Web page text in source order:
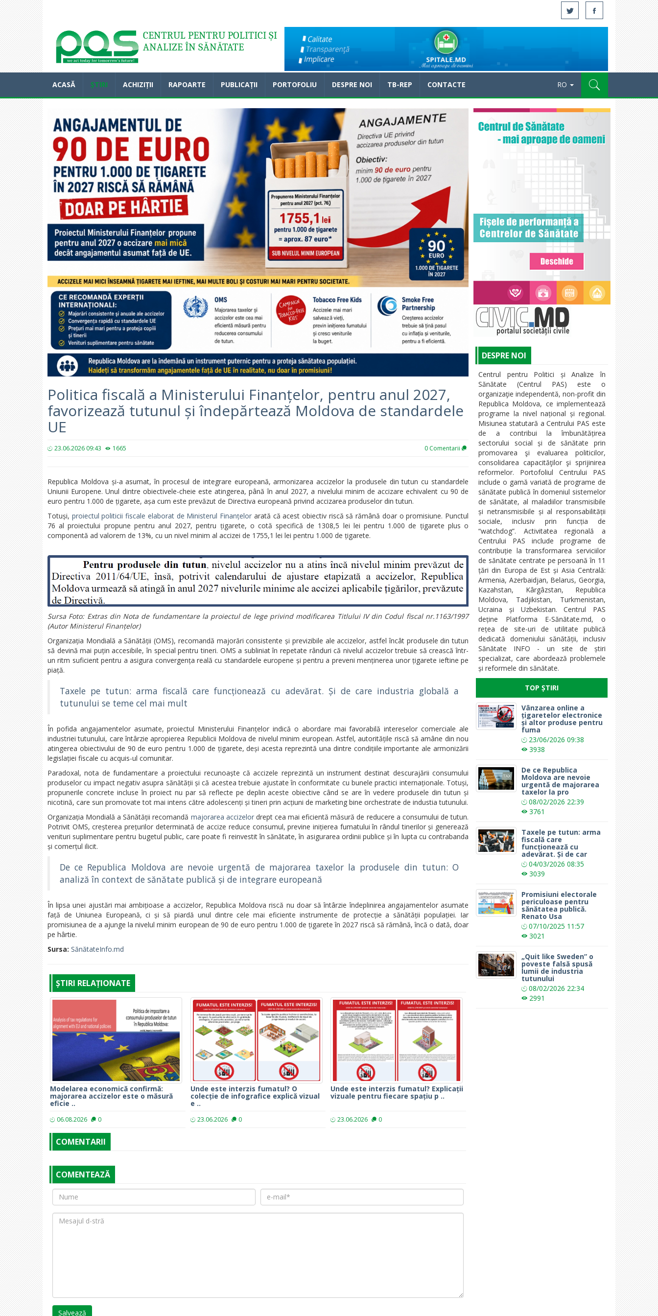
Acasă
CENTRUL PENTRU POLITICI ȘI
ANALIZE ÎN SĂNĂTATE
ACASĂ ȘTIRI ACHIZIȚII RAPOARTE PUBLICAȚII PORTOFOLIU DESPRE NOI TB-REP CONTACTE RO
Politica fiscală a Ministerului Finanțelor, pentru anul 2027,
favorizează tutunul și îndepărtează Moldova de standardele
UE
23.06.2026 09:43 1665 0 Comentarii
Republica Moldova și-a asumat, în procesul de integrare europeană, armonizarea accizelor la produsele din tutun cu standardele
Uniunii Europene. Unul dintre obiectivele-cheie este atingerea, până în anul 2027, a nivelului minim de accizare echivalent cu 90 de
euro pentru 1.000 de țigarete, așa cum este prevăzut de Directiva europeană privind accizarea produselor din tutun.
Totuși, proiectul politicii fiscale elaborat de Ministerul Finanțelor arată că acest obiectiv riscă să rămână doar o promisiune. Punctul
76 al proiectului propune pentru anul 2027, pentru țigarete, o cotă specifică de 1308,5 lei lei pentru 1.000 de țigarete plus o
componentă ad valorem de 13%, cu un nivel minim al accizei de 1755,1 lei lei pentru 1.000 de țigarete.
Sursa Foto: Extras din Nota de fundamentare la proiectul de lege privind modificarea Titlului IV din Codul fiscal nr.1163/1997
(Autor Ministerul Finanțelor)
Organizația Mondială a Sănătății (OMS), recomandă majorări consistente și previzibile ale accizelor, astfel încât produsele din tutun
să devină mai puțin accesibile, în special pentru tineri. OMS a subliniat în repetate rânduri că nivelul accizelor trebuie să crească într-
un ritm suficient pentru a asigura convergența reală cu standardele europene și pentru a preveni menținerea unor țigarete ieftine pe
piață.
Taxele pe tutun: arma fiscală care funcționează cu adevărat. Și de care industria globală a
tutunului se teme cel mai mult
În pofida angajamentelor asumate, proiectul Ministerului Finanțelor indică o abordare mai favorabilă intereselor comerciale ale
industriei tutunului, care întârzie apropierea Republicii Moldova de nivelul minim european. Astfel, autoritățile riscă să amâne din nou
atingerea obiectivului de 90 de euro pentru 1.000 de țigarete, deși acesta reprezintă una dintre condițiile importante ale armonizării
legislației fiscale cu acquis-ul comunitar.
Paradoxal, nota de fundamentare a proiectului recunoaște că accizele reprezintă un instrument destinat descurajării consumului
produselor cu impact negativ asupra sănătății și că acestea trebuie ajustate în conformitate cu bunele practici internaționale. Totuși,
propunerile concrete incluse în proiect nu par să reflecte pe deplin aceste obiective când se are în vedere produsele din tutun și
nicotină, care sun promovate tot mai intens către adolescenți și tineri prin acțiuni de marketing bine orchestrate de industia tutunului.
Organizația Mondială a Sănătății recomandă majorarea accizelordrept cea mai eficientă măsură de reducere a consumului de tutun.
Potrivit OMS, creșterea prețurilor determinată de accize reduce consumul, previne inițierea fumatului în rândul tinerilor și generează
venituri suplimentare pentru bugetul public, care poate fi reinvestit în sănătate, în asigurarea ordinii publice și în lupta cu contrabanda
și comerțul ilicit.
De ce Republica Moldova are nevoie urgentă de majorarea taxelor la produsele din tutun: O
analiză în context de sănătate publică și de integrare europeană
În lipsa unei ajustări mai ambițioase a accizelor, Republica Moldova riscă nu doar să întârzie îndeplinirea angajamentelor asumate
față de Uniunea Europeană, ci și să piardă unul dintre cele mai eficiente instrumente de protecție a sănătății populației. Iar
promisiunea de a ajunge la nivelul minim european de 90 de euro pentru 1.000 de țigarete în 2027 riscă să rămână, încă o dată, doar
pe hârtie.
Sursa: SănătateInfo.md
ȘTIRI RELAȚIONATE
Modelarea economică confirmă:
majorarea accizelor este o măsură
eficie ..
06.08.2026 0
Unde este interzis fumatul? O
colecție de infografice explică vizual
e ..
23.06.2026 0
Unde este interzis fumatul? Explicații
vizuale pentru fiecare spațiu p ..
23.06.2026 0
COMENTARII
COMENTEAZĂ
Salvează
DESPRE NOI
Centrul pentru Politici și Analize în
Sănătate (Centrul PAS) este o
organizaţie independentă, non-profit din
Republica Moldova, ce implementează
programe la nivel național și regional.
Misiunea statutară a Centrului PAS este
de a contribui la îmbunătățirea
sectorului social și de sănătate prin
promovarea şi evaluarea politicilor,
consolidarea capacităţilor şi sprijinirea
reformelor. Portofoliul Centrului PAS
include o gamă variată de programe de
sănătate publică în domeniul sistemelor
de sănătate, al maladiilor transmisibile
și netransmisibile și al responsabilității
sociale, inclusiv prin funcția de
“watchdog”. Activitatea regională a
Centrului PAS include programe de
contribuție la transformarea serviciilor
de sănătate centrate pe persoană în 11
țări din Europa de Est și Asia Centrală:
Armenia, Azerbaidjan, Belarus, Georgia,
Kazahstan, Kârgâzstan, Republica
Moldova, Tadjikistan, Turkmenistan,
Ucraina și Uzbekistan. Centrul PAS
deține Platforma E-Sănătate.md, o
rețea de site-uri de utilitate publică
dedicată domeniului sănătății, inclusiv
Sănătate INFO - un site de știri
specializat, care abordează problemele
și reformele din sănătate.
TOP ȘTIRI
Vânzarea online a
țigaretelor electronice
și altor produse pentru
fuma
23/06/2026 09:38
3938
De ce Republica
Moldova are nevoie
urgentă de majorarea
taxelor la pro
08/02/2026 22:39
3761
Taxele pe tutun: arma
fiscală care
funcționează cu
adevărat. Și de car
04/03/2026 08:35
3039
Promisiuni electorale
periculoase pentru
sănătatea publică.
Renato Usa
07/10/2025 11:57
3021
„Quit like Sweden” o
poveste falsă spusă
lumii de industria
tutunului
08/02/2026 22:34
2991